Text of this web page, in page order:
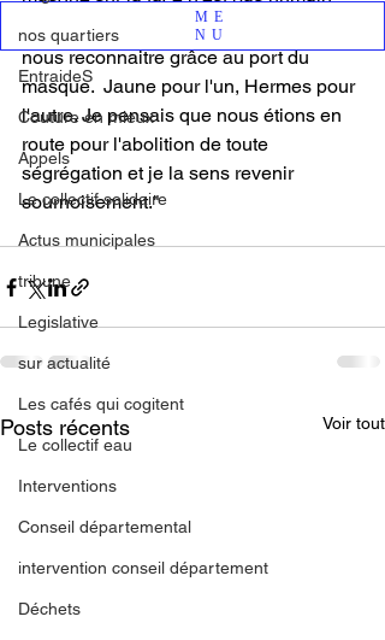
ME
NU
nos quartiers
EntraideS
Couture en mieux
Appels
Le collectif solidaire
Actus municipales
tribune
Legislative
sur actualité
Les cafés qui cogitent
Le collectif eau
Interventions
Conseil départemental
intervention conseil département
Déchets
nous pourrons nous différencier ou
nous reconnaitre grâce au port du
masque.  Jaune pour l'un, Hermes pour
l'autre. Je pensais que nous étions en
route pour l'abolition de toute
ségrégation et je la sens revenir
sournoisement."
Posts récents Voir tout